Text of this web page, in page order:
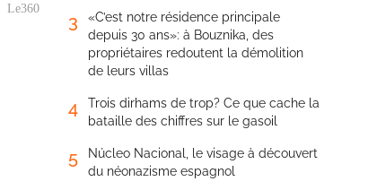
Le360
3
«C’est notre résidence principale
depuis 30 ans»: à Bouznika, des
propriétaires redoutent la démolition
de leurs villas
4
Trois dirhams de trop? Ce que cache la
bataille des chiffres sur le gasoil
5
Núcleo Nacional, le visage à découvert
du néonazisme espagnol